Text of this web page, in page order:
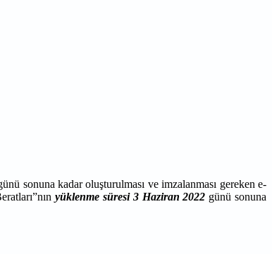
sonuna kadar oluşturulması ve imzalanması gereken e-
yüklenme süresi 3 Haziran 2022 günü sonuna